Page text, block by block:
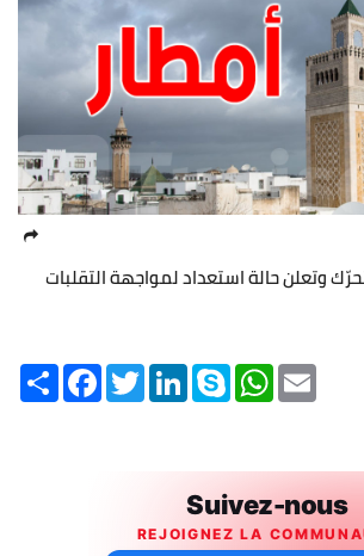
وتعلن حالة استعداد لمواجهة التقلبات
Share FacebookTwitterLinkedInSkype WhatsApp